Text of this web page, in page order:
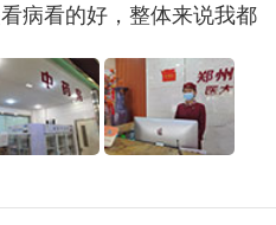
病看的好，整体来说我都